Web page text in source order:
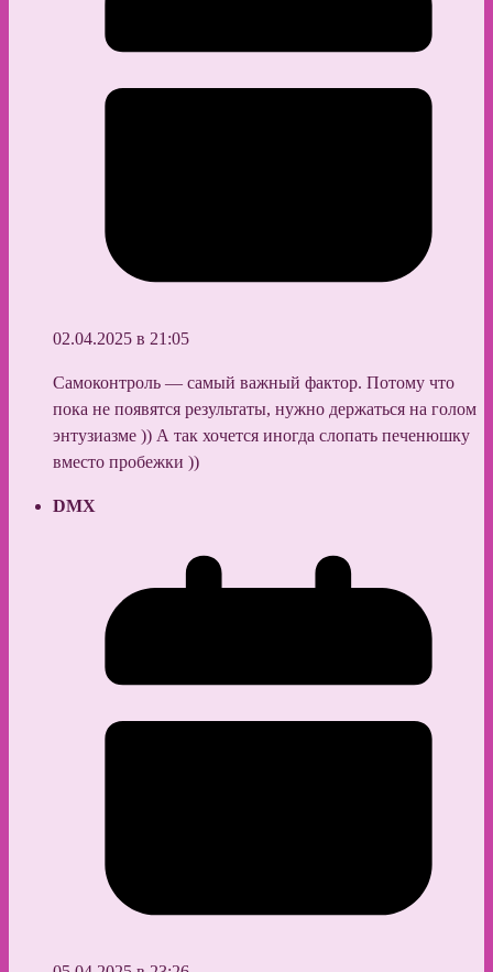
02.04.2025 в 21:05
Самоконтроль — самый важный фактор. Потому что
пока не появятся результаты, нужно держаться на голом
энтузиазме )) А так хочется иногда слопать печенюшку
вместо пробежки ))
DMX